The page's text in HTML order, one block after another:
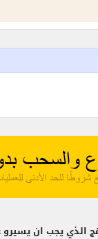
الذي يجب ان يسيرو